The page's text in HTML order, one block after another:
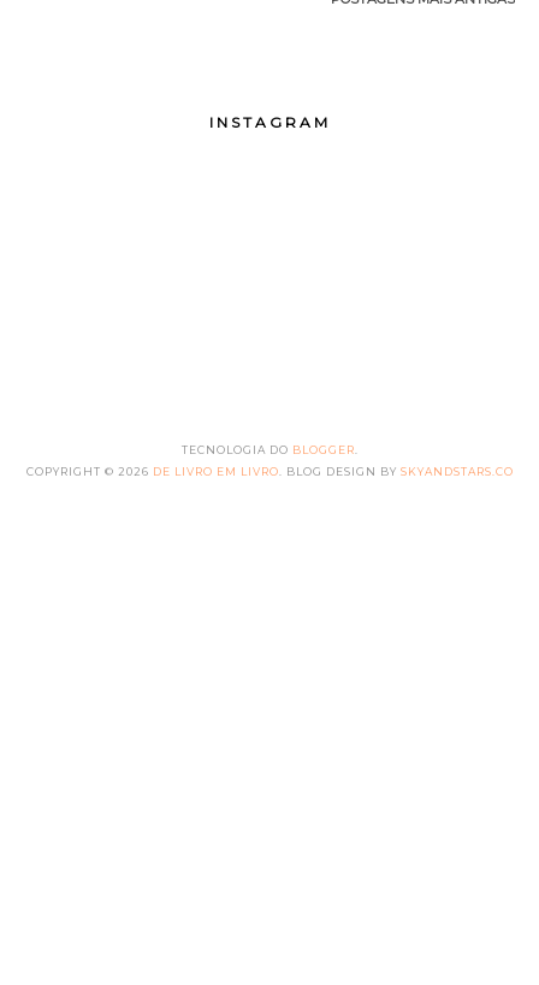
INSTAGRAM
TECNOLOGIA DO BLOGGER
COPYRIGHT © 2026 DE LIVRO EM LIVRO . BLOG DESIGN BY SKYANDSTARS.CO